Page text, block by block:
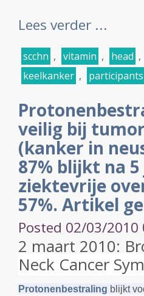
Lees verder ...
scchn , vitamin , head ,
keelkanker , participants
veilig bij
(kanker in
87% blijkt na
ziektevrije
57%. Artikel
Posted 02/03/2010
2 maart 2010:
Neck Cancer
Protonenbestraling blijkt